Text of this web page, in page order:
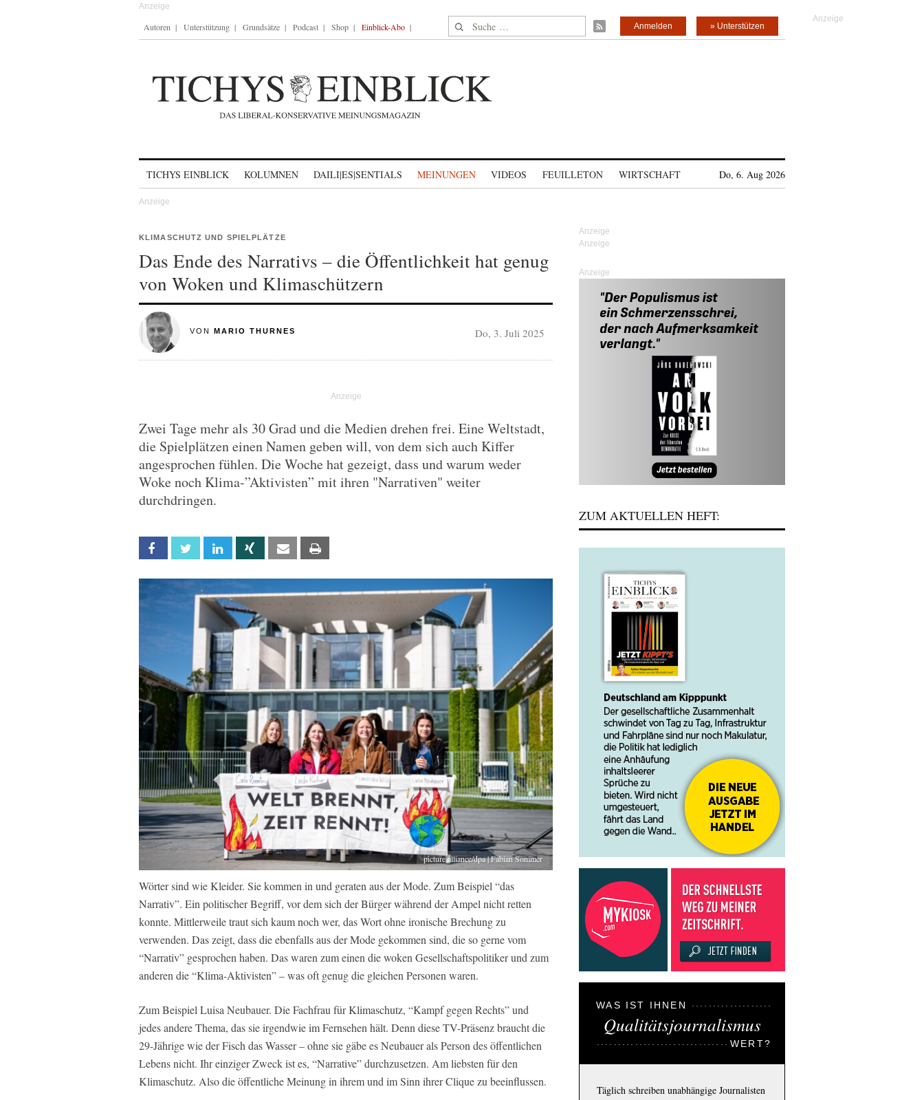
Autoren Unterstützung Grundsätze Podcast Shop Einblick-Abo Suche nach: » Unterstützen
Anmelden
TICHYS EINBLICK KOLUMNEN DAILI|ES|SENTIALS MEINUNGEN VIDEOS FEUILLETON WIRTSCHAFT Do, 6. Aug 2026
KLIMASCHUTZ UND SPIELPLÄTZE
Das Ende des Narrativs – die Öffentlichkeit hat genug
von Woken und Klimaschützern
VON MARIO THURNES Do, 3. Juli 2025
Zwei Tage mehr als 30 Grad und die Medien drehen frei. Eine Weltstadt,
die Spielplätzen einen Namen geben will, von dem sich auch Kiffer
angesprochen fühlen. Die Woche hat gezeigt, dass und warum weder
Woke noch Klima-”Aktivisten” mit ihren "Narrativen" weiter
durchdringen.
Facebook Twitter Linkedin Xing Email
picture alliance/dpa | Fabian Sommer
Wörter sind wie Kleider. Sie kommen in und geraten aus der Mode. Zum Beispiel “das
Narrativ”. Ein politischer Begriff, vor dem sich der Bürger während der Ampel nicht retten
konnte. Mittlerweile traut sich kaum noch wer, das Wort ohne ironische Brechung zu
verwenden. Das zeigt, dass die ebenfalls aus der Mode gekommen sind, die so gerne vom
“Narrativ” gesprochen haben. Das waren zum einen die woken Gesellschaftspolitiker und zum
anderen die “Klima-Aktivisten” – was oft genug die gleichen Personen waren.
Zum Beispiel Luisa Neubauer. Die Fachfrau für Klimaschutz, “Kampf gegen Rechts” und
jedes andere Thema, das sie irgendwie im Fernsehen hält. Denn diese TV-Präsenz braucht die
29-Jährige wie der Fisch das Wasser – ohne sie gäbe es Neubauer als Person des öffentlichen
Lebens nicht. Ihr einziger Zweck ist es, “Narrative” durchzusetzen. Am liebsten für den
Klimaschutz. Also die öffentliche Meinung in ihrem und im Sinn ihrer Clique zu beeinflussen.
Anzeige
ZUM AKTUELLEN HEFT:
WAS IST IHNEN
Qualitätsjournalismus
WERT?
Täglich schreiben unabhängige Journalisten